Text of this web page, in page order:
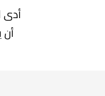
أدى